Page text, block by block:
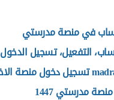
في منصة مدرستي
التفعيل، تسجيل الدخول
مدرستي 1447